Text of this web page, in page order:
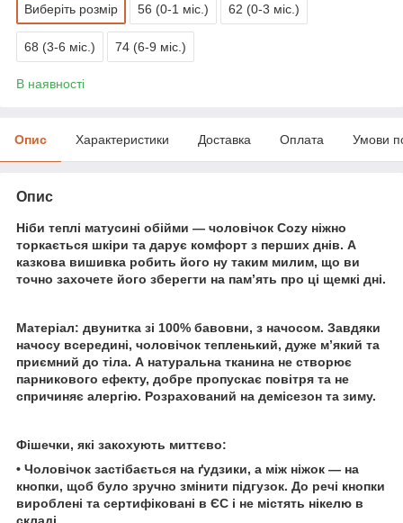
Виберіть розмір 56 (0-1 міс.) 62 (0-3 міс.)
68 (3-6 міс.) 74 (6-9 міс.)
В наявності
Опис Характеристики Доставка Оплата Умови
Опис
Ніби теплі матусині обійми — чоловічок Cozy ніжно
торкається шкіри та дарує комфорт з перших днів. А
казкова вишивка робить його ну таким милим, що ви
точно захочете його зберегти на пам’ять про ці щемкі дні.
Матеріал: двунитка зі 100% бавовни, з начосом. Завдяки
начосу всередині, чоловічок тепленький, дуже м’який та
приємний до тіла. А натуральна тканина не створює
парникового ефекту, добре пропускає повітря та не
спричиняє алергію. Розрахований на демісезон та зиму.
Фішечки, які закохують миттєво:
• Чоловічок застібається на ґудзики, а між ніжок — на
кнопки, щоб було зручно змінити підгузок. До речі кнопки
вироблені та сертифіковані в ЄС і не містять нікелю в
складі.